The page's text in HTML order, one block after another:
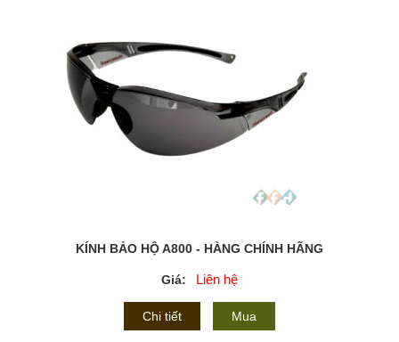
KÍNH BẢO HỘ A800 - HÀNG CHÍNH HÃNG
Giá: Liên hệ
Chi tiết Mua